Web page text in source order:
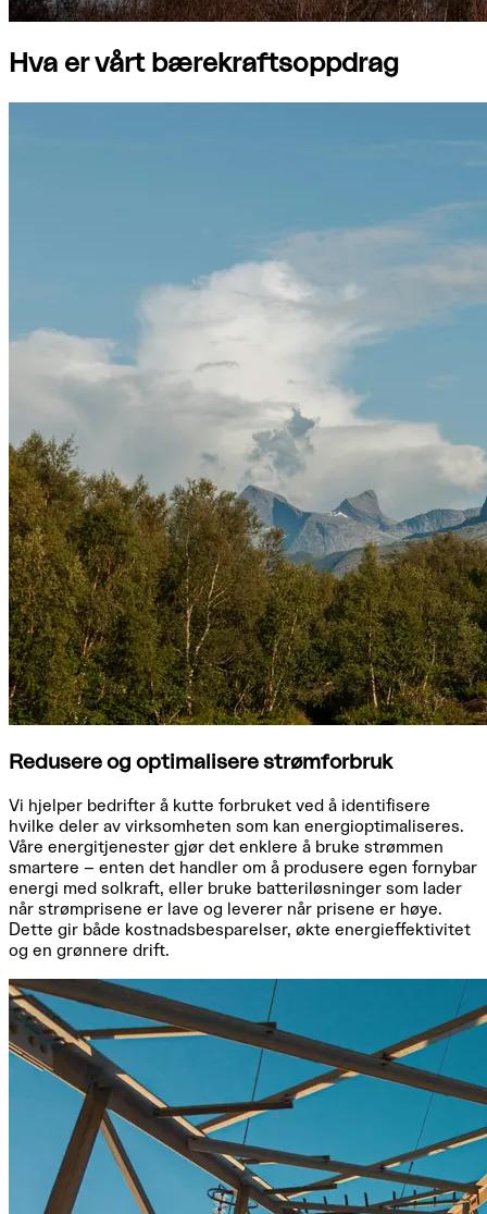
Hva er vårt bærekraftsoppdrag
Redusere og optimalisere strømforbruk
Vi hjelper bedrifter å kutte forbruket ved å identifisere
hvilke deler av virksomheten som kan energioptimaliseres.
Våre energitjenester gjør det enklere å bruke strømmen
smartere – enten det handler om å produsere egen fornybar
energi med solkraft, eller bruke batteriløsninger som lader
når strømprisene er lave og leverer når prisene er høye.
Dette gir både kostnadsbesparelser, økte energieffektivitet
og en grønnere drift.